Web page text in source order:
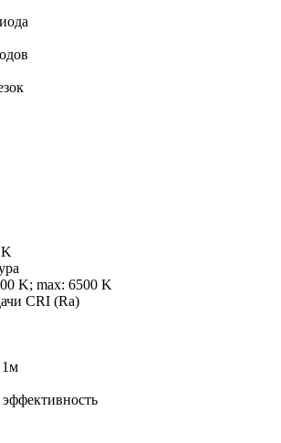
K; max: 6500 K
CRI (Ra)
1м
эффективность